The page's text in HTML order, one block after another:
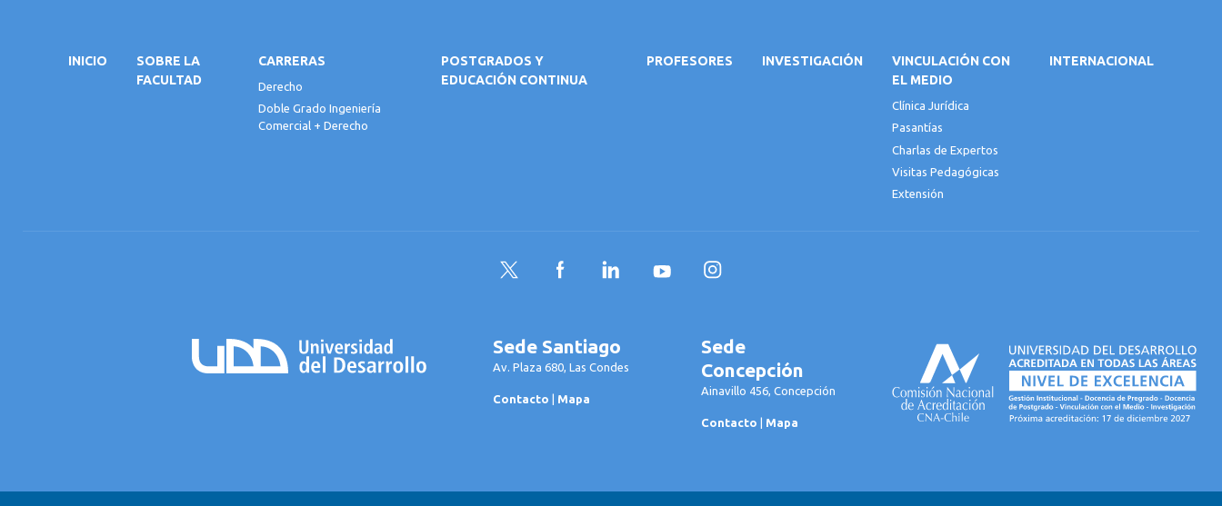
INICIO
SOBRE LA
FACULTAD
CARRERAS
Derecho
Doble Grado Ingeniería
Comercial + Derecho
POSTGRADOS Y
EDUCACIÓN CONTINUA
PROFESORES INVESTIGACIÓN
VINCULACIÓN CON
EL MEDIO
Clínica Jurídica
Pasantías
Charlas de Expertos
Visitas Pedagógicas
Extensión
INTERNACIONAL
Twitter FacebookLinkedInYouTubeInstagram
Sede Santiago
Av. Plaza 680, Las Condes
Contacto | Mapa
Sede
Concepción
Ainavillo 456, Concepción
Contacto | Mapa